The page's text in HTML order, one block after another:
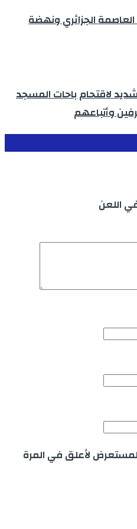
الجزائري ونهضة
لاقتحام باحات المسجد
وأتباعهم
اللعن
لأعلق في المرة